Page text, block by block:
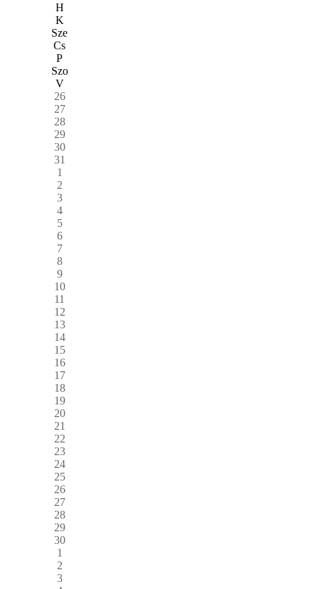
H
K
Sze
Cs
P
Szo
V
26
27
28
29
30
31
1
2
3
4
5
6
7
8
9
10
11
12
13
14
15
16
17
18
19
20
21
22
23
24
25
26
27
28
29
30
1
2
3